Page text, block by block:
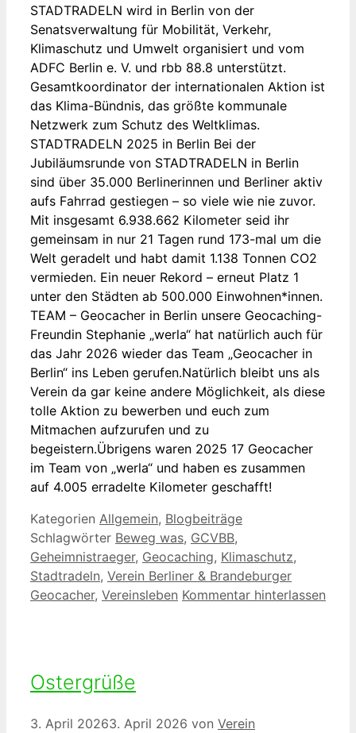
STADTRADELN wird in Berlin von der
Senatsverwaltung für Mobilität, Verkehr,
Klimaschutz und Umwelt organisiert und vom
ADFC Berlin e. V. und rbb 88.8 unterstützt.
Gesamtkoordinator der internationalen Aktion ist
das Klima-Bündnis, das größte kommunale
Netzwerk zum Schutz des Weltklimas.
STADTRADELN 2025 in Berlin Bei der
Jubiläumsrunde von STADTRADELN in Berlin
sind über 35.000 Berlinerinnen und Berliner aktiv
aufs Fahrrad gestiegen – so viele wie nie zuvor.
Mit insgesamt 6.938.662 Kilometer seid ihr
gemeinsam in nur 21 Tagen rund 173-mal um die
Welt geradelt und habt damit 1.138 Tonnen CO2
vermieden. Ein neuer Rekord – erneut Platz 1
unter den Städten ab 500.000 Einwohnen*innen.
TEAM – Geocacher in Berlin unsere Geocaching-
Freundin Stephanie „werla“ hat natürlich auch für
das Jahr 2026 wieder das Team „Geocacher in
Berlin“ ins Leben gerufen.Natürlich bleibt uns als
Verein da gar keine andere Möglichkeit, als diese
tolle Aktion zu bewerben und euch zum
Mitmachen aufzurufen und zu
begeistern.Übrigens waren 2025 17 Geocacher
im Team von „werla“ und haben es zusammen
auf 4.005 erradelte Kilometer geschafft!
Kategorien Allgemein, Blogbeiträge
Schlagwörter Beweg was, GCVBB,
Geheimnistraeger, Geocaching, Klimaschutz,
Stadtradeln, Verein Berliner & Brandeburger
Geocacher, Vereinsleben Kommentar hinterlassen
Ostergrüße
3. April 20263. April 2026 von Verein